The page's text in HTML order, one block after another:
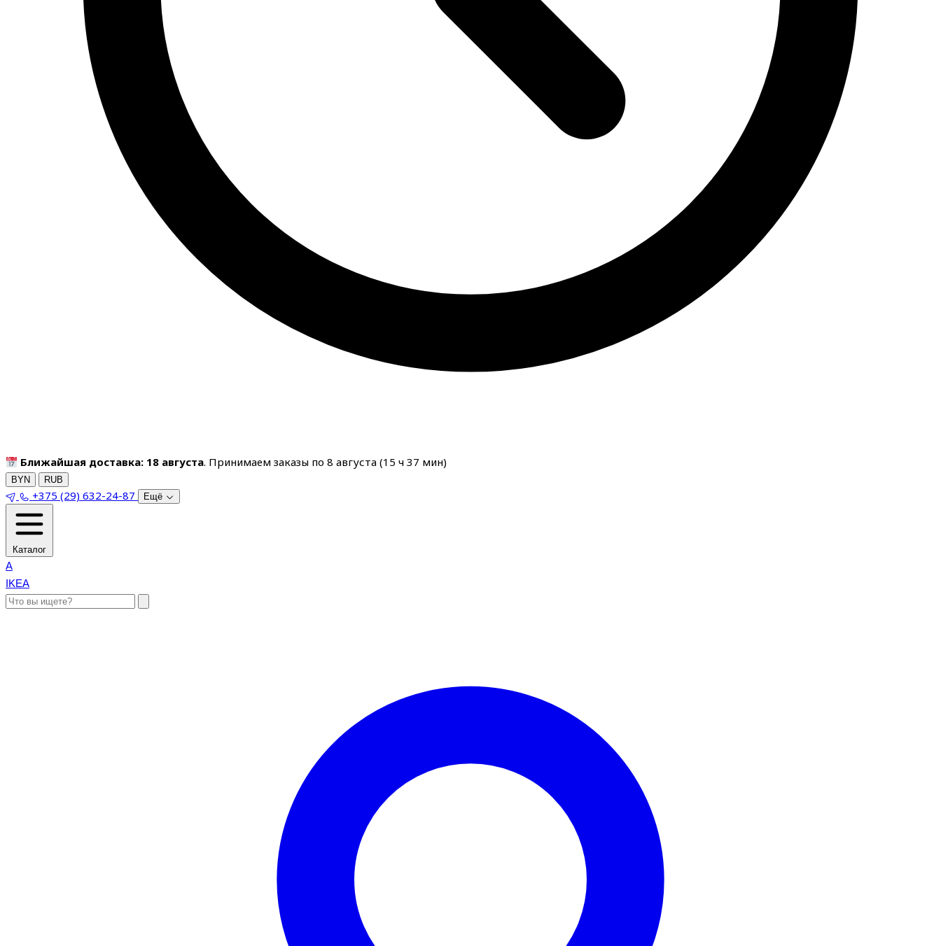
Ближайшая доставка: 18 августа. Принимаем заказы по 8 августа (15 ч37 мин)
BYN RUB
+375 (29) 632-24-87 Ещё
Каталог
A
IKEA